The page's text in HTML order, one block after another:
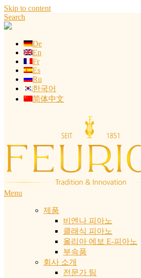
Skip to content
Search
De
En
Fr
Es
Ru
한국어
简体中文
Menu
제품
비엔나 피아노
클래식 피아노
올리아 에보 E-피아노
부속품
회사 소개
전문가 팀